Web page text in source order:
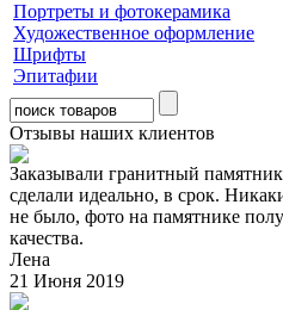
Портреты и фотокерамика
Художественное оформление
Шрифты
Эпитафии
Отзывы наших клиентов
Заказывали гранитный
сделали идеально, в срок.
не было, фото на памятнике
качества.
Лена
21 Июня 2019